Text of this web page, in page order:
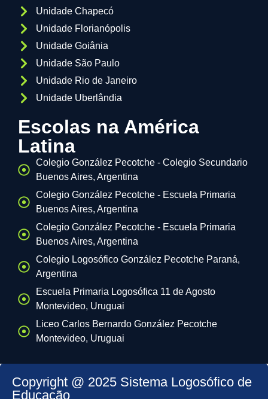
Unidade Chapecó
Unidade Florianópolis
Unidade Goiânia
Unidade São Paulo
Unidade Rio de Janeiro
Unidade Uberlândia
Escolas na América
Latina
Colegio González Pecotche - Colegio Secundario
Buenos Aires, Argentina
Colegio González Pecotche - Escuela Primaria
Buenos Aires, Argentina
Colegio González Pecotche - Escuela Primaria
Buenos Aires, Argentina
Colegio Logosófico González Pecotche Paraná,
Argentina
Escuela Primaria Logosófica 11 de Agosto
Montevideo, Uruguai
Liceo Carlos Bernardo González Pecotche
Montevideo, Uruguai
Copyright @ 2025 Sistema Logosófico de
Educação